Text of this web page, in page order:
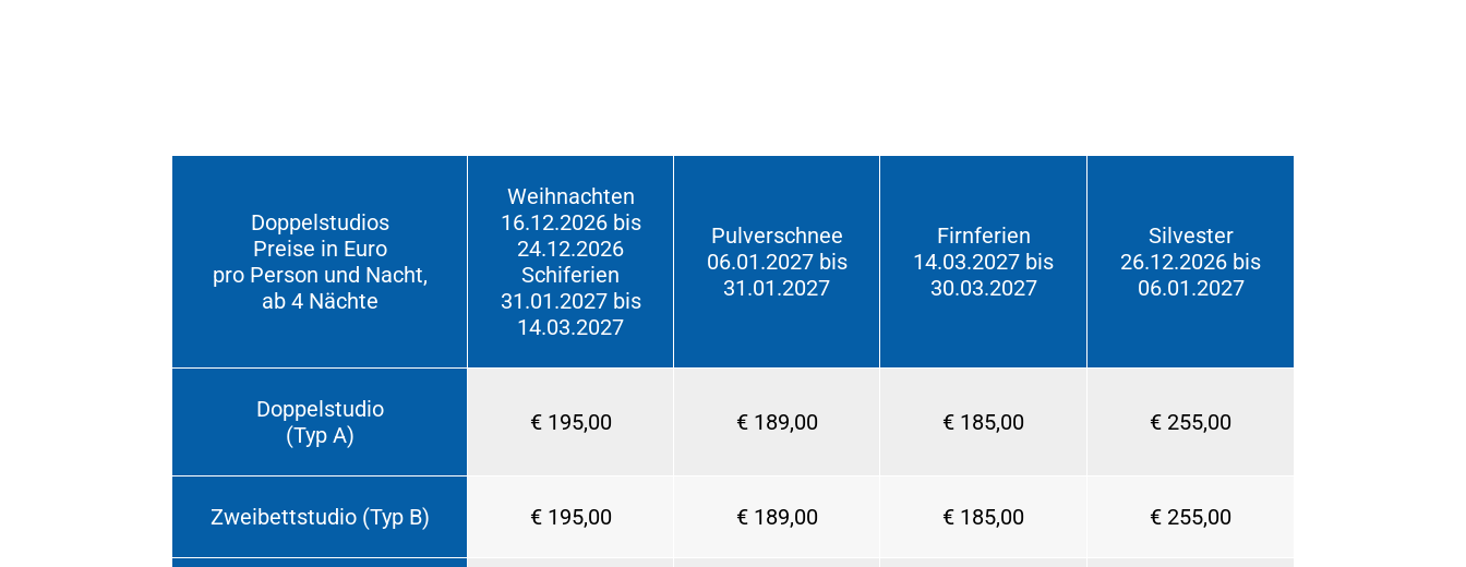
Doppelstudios
Preise in Euro
pro Person und Nacht,
ab 4 Nächte
Weihnachten
16.12.2026 bis
24.12.2026
Schiferien
31.01.2027 bis
14.03.2027
Pulverschnee
06.01.2027 bis
31.01.2027
Firnferien
14.03.2027 bis
30.03.2027
Silvester
26.12.2026 bis
06.01.2027
Doppelstudio
(Typ A)
€ 195,00 € 189,00 € 185,00 € 255,00
Zweibettstudio (Typ B) € 195,00 € 189,00 € 185,00 € 255,00